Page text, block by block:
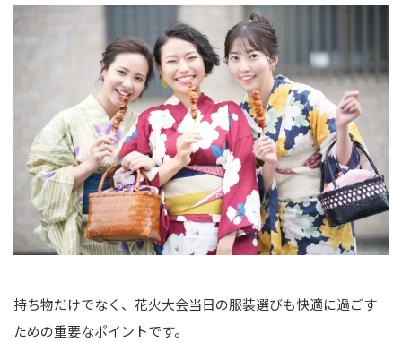
持ち物だけでなく、花火大会当日の服装選びも快適に過ごす
ための重要なポイントです。